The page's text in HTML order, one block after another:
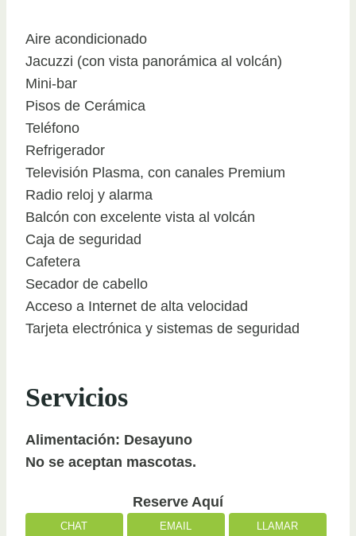
Aire acondicionado
Jacuzzi (con vista panorámica al volcán)
Mini-bar
Pisos de Cerámica
Teléfono
Refrigerador
Televisión Plasma, con canales Premium
Radio reloj y alarma
Balcón con excelente vista al volcán
Caja de seguridad
Cafetera
Secador de cabello
Acceso a Internet de alta velocidad
Tarjeta electrónica y sistemas de seguridad
Servicios
Alimentación: Desayuno
No se aceptan mascotas.
Reserve Aquí
CHAT EMAIL LLAMAR